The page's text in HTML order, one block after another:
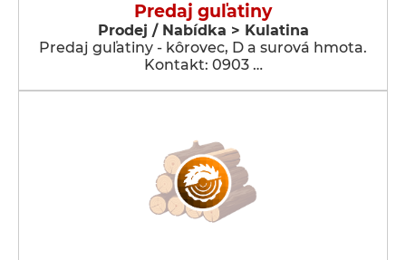
Predaj guľatiny
Prodej / Nabídka > Kulatina
Predaj guľatiny - kôrovec, D a surová hmota.
Kontakt: 0903 …